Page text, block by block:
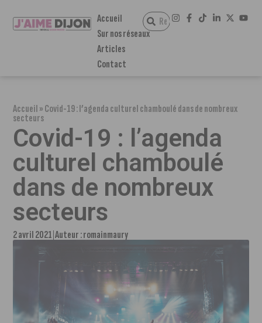
Accueil
Sur nos réseaux
Articles
Contact
Accueil»Covid-19 : l’agenda culturel chamboulé dans de nombreux
secteurs
Covid-19 : l’agenda
culturel chamboulé
dans de nombreux
secteurs
2 avril 2021 Auteur :romainmaury